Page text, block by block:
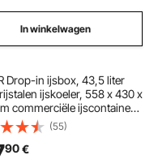
In winkelwagen
Drop-in ijsbox, 43,5 liter
ijskoeler, 558 x 430 x
commerciële ijscontainer
ingebouwde ijskast,
en afvoerplug
(55)
90€